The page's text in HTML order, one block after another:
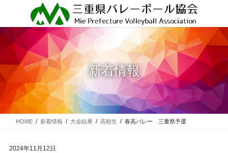
テ
ン
ツ
動
ゲ
ー
シ
に
新着情報
HOME 新着情報 大会結果 高校生 春高バレー 三重県予選
2024年11月12日